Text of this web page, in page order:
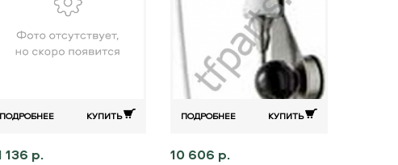
ПОДРОБНЕЕ КУПИТЬ
136 р.
ПОДРОБНЕЕ КУПИТЬ
10 606 р.